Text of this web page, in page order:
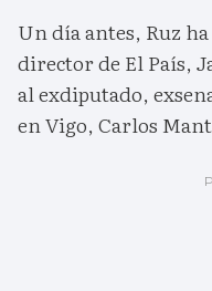
Un día antes, Ruz
director de El País,
al exdiputado,
en Vigo, Carlos